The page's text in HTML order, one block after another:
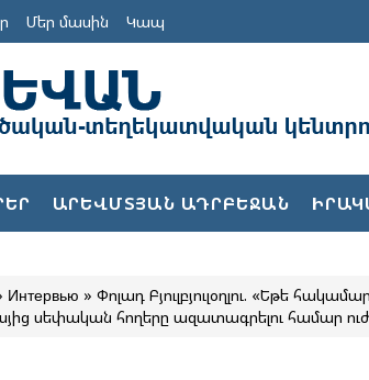
Մեր մասին Կապ
ԱՐԵՎՄՏՅԱՆ ԱԴՐԲԵՋԱՆ
Интервью » Փոլադ Բյուլբյուլօղլու. «Եթե
սեփական հողերը ազատագրելու համար